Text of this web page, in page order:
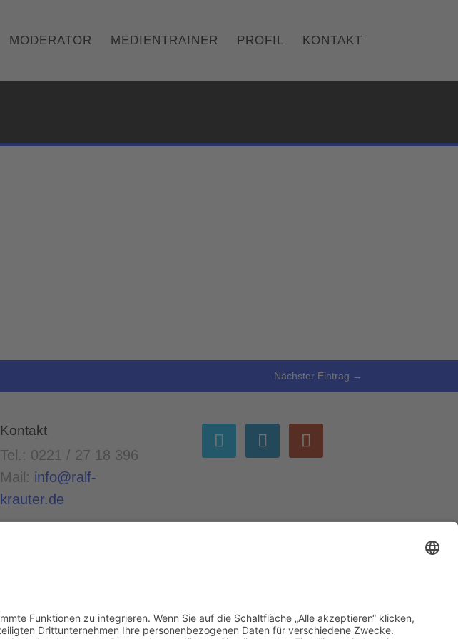
MODERATOR MEDIENTRAINER PROFIL KONTAKT
Nächster Eintrag →
Kontakt
Tel.: 0221 / 27 18 396
Mail: info@ralf-
krauter.de